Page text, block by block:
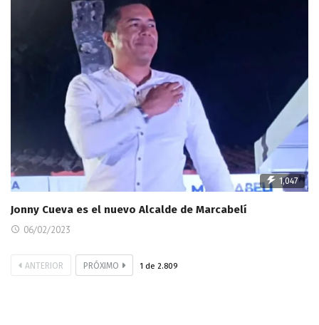
1,047
Jonny Cueva es el nuevo Alcalde de Marcabelí
06/02/2023
ANTERIOR PRÓXIMO 1 de 2.809